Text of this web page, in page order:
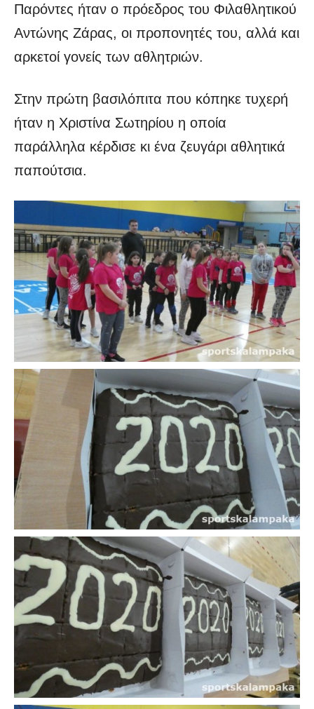
Παρόντες ήταν ο πρόεδρος του Φιλαθλητικού
Αντώνης Ζάρας, οι προπονητές του, αλλά και
αρκετοί γονείς των αθλητριών.
Στην πρώτη βασιλόπιτα που κόπηκε τυχερή
ήταν η Χριστίνα Σωτηρίου η οποία
παράλληλα κέρδισε κι ένα ζευγάρι αθλητικά
παπούτσια.